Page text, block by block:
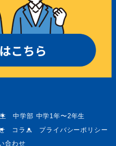
中学部 中学1年〜2年生
コラム
プライバシーポリシー
合わせ